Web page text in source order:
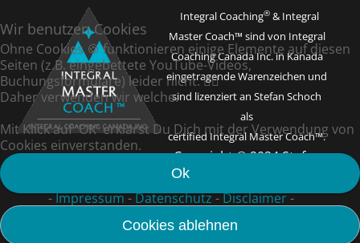
Integral Coaching®& Integral
Master Coach™ sind von Integral
Coaching Canada Inc. in Kanada
eingetragende Warenzeichen und
sind lizenziert an Stefan Schoch
als
certified Integral Master Coach™.
Copyright © 2024 Stefan
-Impressum-Datenschutz-Disclaimer-
Wir benutzen Cookies
Ohne Cookies 🍪 funktionieren einige Elemente auf diesen
Seiten (z.B. eingebettete YouTube-Videos,
Buchungsformulare) leider nicht. 🤷‍♂️
Daher verwenden wir welche.
Mit Klick auf 'OK' erklärst Du Dich mit der Verwendung von
Cookies einverstanden.
Ok
Cookies ablehnen